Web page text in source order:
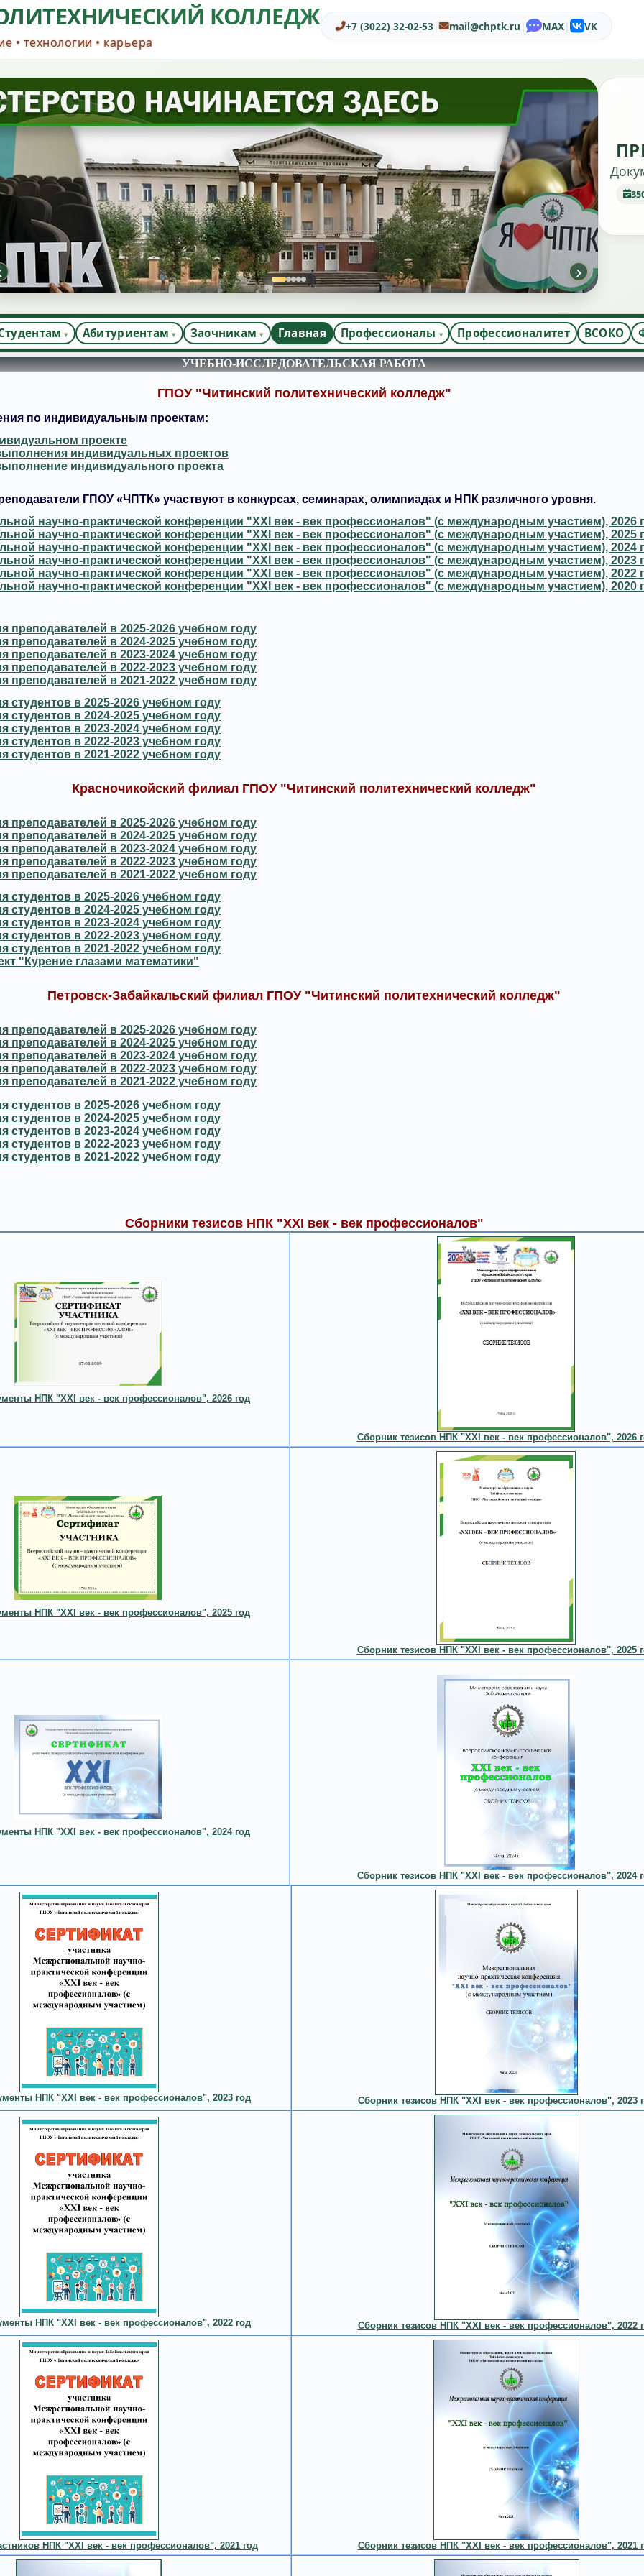
КОЛЛЕДЖ
• технологии • карьера
+7 (3022) 32-02-53| mail@chptk.ru | MAX| VK
›
Абитуриентам Заочникам Главная Профессионалы Профессионалитет ВСОКО
УЧЕБНО-ИССЛЕДОВАТЕЛЬСКАЯ РАБОТА
ГПОУ "Читинский политехнический колледж"
по индивидуальным проектам:
проекте
индивидуальных проектов
индивидуального проекта
ГПОУ «ЧПТК» участвуют в конкурсах, семинарах, олимпиадах и НПК различного уровня.
научно-практической конференции "XXI век - век профессионалов" (с международным участием), 2026
научно-практической конференции "XXI век - век профессионалов" (с международным участием), 2025
научно-практической конференции "XXI век - век профессионалов" (с международным участием), 2024
научно-практической конференции "XXI век - век профессионалов" (с международным участием), 2023
научно-практической конференции "XXI век - век профессионалов" (с международным участием), 2022
научно-практической конференции "XXI век - век профессионалов" (с международным участием), 2020
преподавателей в 2025-2026 учебном году
преподавателей в 2024-2025 учебном году
преподавателей в 2023-2024 учебном году
преподавателей в 2022-2023 учебном году
преподавателей в 2021-2022 учебном году
студентов в 2025-2026 учебном году
студентов в 2024-2025 учебном году
студентов в 2023-2024 учебном году
студентов в 2022-2023 учебном году
студентов в 2021-2022 учебном году
Красночикойский филиал ГПОУ "Читинский политехнический колледж"
преподавателей в 2025-2026 учебном году
преподавателей в 2024-2025 учебном году
преподавателей в 2023-2024 учебном году
преподавателей в 2022-2023 учебном году
преподавателей в 2021-2022 учебном году
студентов в 2025-2026 учебном году
студентов в 2024-2025 учебном году
студентов в 2023-2024 учебном году
студентов в 2022-2023 учебном году
студентов в 2021-2022 учебном году
"Курение глазами математики"
Петровск-Забайкальский филиал ГПОУ "Читинский политехнический колледж"
преподавателей в 2025-2026 учебном году
преподавателей в 2024-2025 учебном году
преподавателей в 2023-2024 учебном году
преподавателей в 2022-2023 учебном году
преподавателей в 2021-2022 учебном году
студентов в 2025-2026 учебном году
студентов в 2024-2025 учебном году
студентов в 2023-2024 учебном году
студентов в 2022-2023 учебном году
студентов в 2021-2022 учебном году
Сборники тезисов НПК "XXI век - век профессионалов"
НПК "XXI век - век профессионалов", 2026 год
Сборник тезисов НПК "XXI век - век профессионалов", 2026
НПК "XXI век - век профессионалов", 2025 год
Сборник тезисов НПК "XXI век - век профессионалов", 2025
НПК "XXI век - век профессионалов", 2024 год
Сборник тезисов НПК "XXI век - век профессионалов", 2024
НПК "XXI век - век профессионалов", 2023 год Сборник тезисов НПК "XXI век - век профессионалов", 2023
НПК "XXI век - век профессионалов", 2022 год Сборник тезисов НПК "XXI век - век профессионалов", 2022
НПК "XXI век - век профессионалов", 2021 год Сборник тезисов НПК "XXI век - век профессионалов", 2021